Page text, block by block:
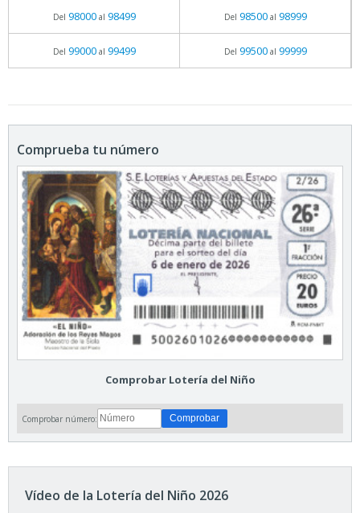
Del 98000al 98499 Del 98500al 98999
Del 99000al 99499 Del 99500al 99999
Comprueba tu número
Comprobar Lotería del Niño
Comprobar número:
Vídeo de la Lotería del Niño 2026